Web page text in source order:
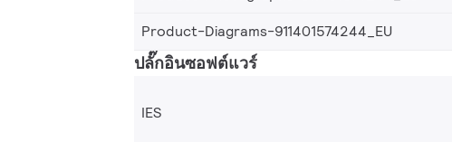
Product-Diagrams-911401574244_EU
ปลั๊กอินซอฟต์แวร์
IES